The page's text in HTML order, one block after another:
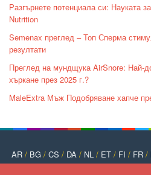
Разгърнете потенциала си: Науката
Nutrition
Semenax преглед – Топ Сперма
резултати
Преглед на мундщука AirSnore: Най-
хъркане през 2025 г.?
MaleExtra Мъж Подобряване хапче
AR/ BG/ CS / DA / NL / ET/ FI / FR/
/NO/PT/PL/RO/RU/SK/